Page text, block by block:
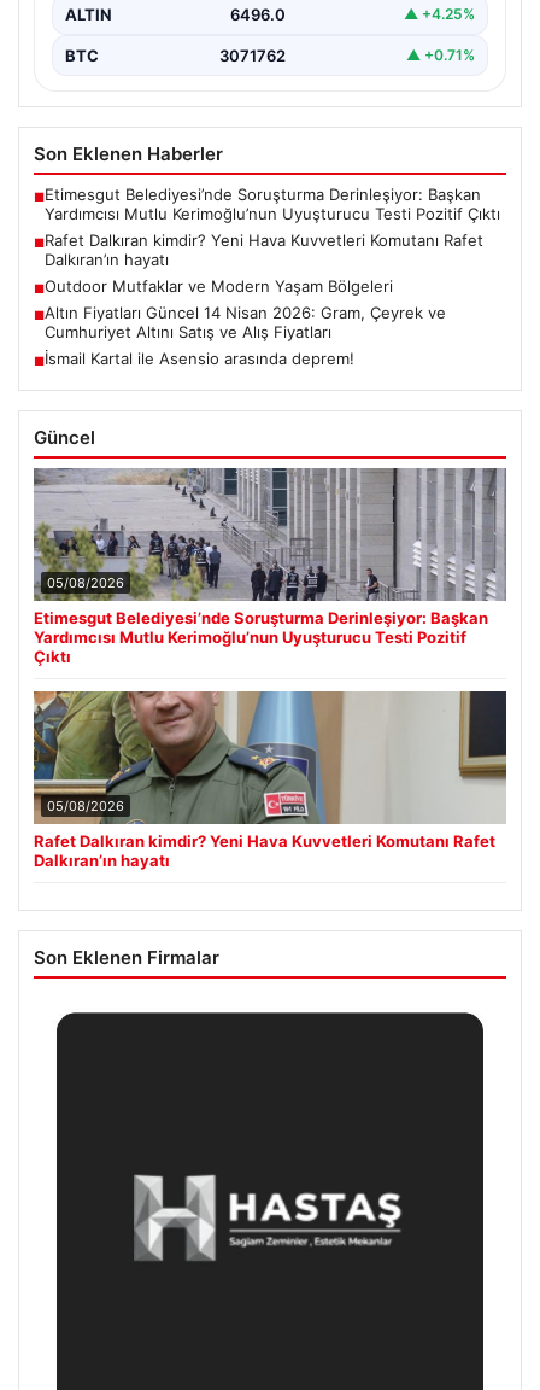
ALTIN 6496.0 ▲ +4.25%
BTC 3071762 ▲ +0.71%
Son Eklenen Haberler
■Etimesgut Belediyesi’nde Soruşturma Derinleşiyor: Başkan
Yardımcısı Mutlu Kerimoğlu’nun Uyuşturucu Testi Pozitif Çıktı
■Rafet Dalkıran kimdir? Yeni Hava Kuvvetleri Komutanı Rafet
Dalkıran’ın hayatı
■Outdoor Mutfaklar ve Modern Yaşam Bölgeleri
■Altın Fiyatları Güncel 14 Nisan 2026: Gram, Çeyrek ve
Cumhuriyet Altını Satış ve Alış Fiyatları
■İsmail Kartal ile Asensio arasında deprem!
Güncel
05/08/2026
Etimesgut Belediyesi’nde Soruşturma Derinleşiyor: Başkan
Yardımcısı Mutlu Kerimoğlu’nun Uyuşturucu Testi Pozitif
Çıktı
05/08/2026
Rafet Dalkıran kimdir? Yeni Hava Kuvvetleri Komutanı Rafet
Dalkıran’ın hayatı
Son Eklenen Firmalar